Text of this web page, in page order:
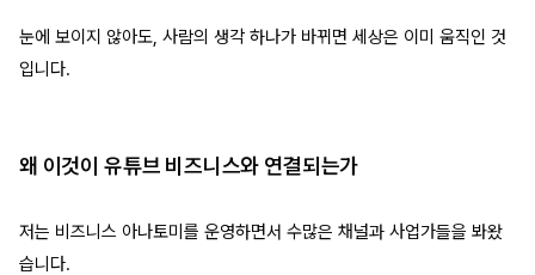
눈에 보이지 않아도, 사람의 생각 하나가 바뀌면 세상은 이미 움직인 것
입니다.
왜 이것이 유튜브 비즈니스와 연결되는가
저는 비즈니스 아나토미를 운영하면서 수많은 채널과 사업가들을 봐왔
습니다.